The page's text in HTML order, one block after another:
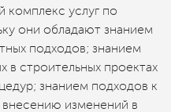
комплекс услуг по
они обладают знанием
подходов; знанием
строительных проектах
знанием подходов к
изменений в